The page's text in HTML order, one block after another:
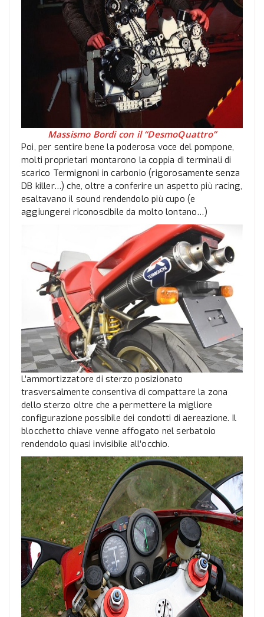
Massismo Bordi con il “DesmoQuattro”
Poi, per sentire bene la poderosa voce del pompone,
molti proprietari montarono la coppia di terminali di
scarico Termignoni in carbonio (rigorosamente senza
DB killer…) che, oltre a conferire un aspetto più racing,
esaltavano il sound rendendolo più cupo (e
aggiungerei riconoscibile da molto lontano…)
L’ammortizzatore di sterzo posizionato
trasversalmente consentiva di compattare la zona
dello sterzo oltre che a permettere la migliore
configurazione possibile dei condotti di aereazione. Il
blocchetto chiave venne affogato nel serbatoio
rendendolo quasi invisibile all’occhio.